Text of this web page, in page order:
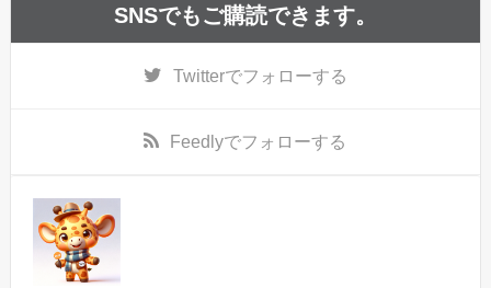
SNSでもご購読できます。
Twitterでフォローする
Feedlyでフォローする